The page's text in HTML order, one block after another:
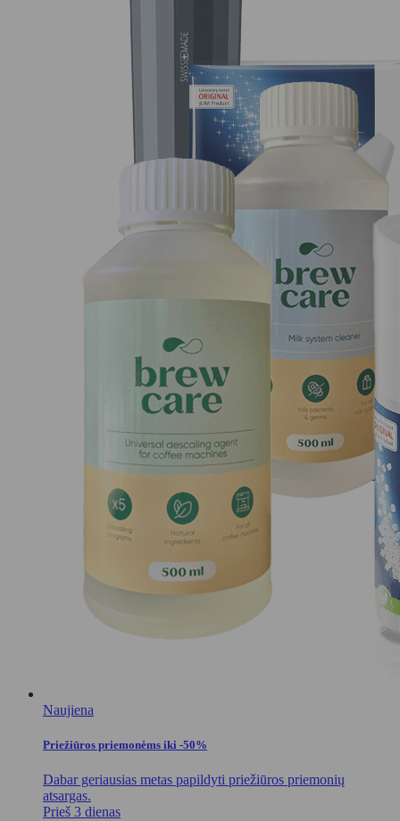
Naujiena
Priežiūros priemonėms iki -50%
Dabar geriausias metas papildyti priežiūros priemonių
atsargas.
Prieš 3 dienas